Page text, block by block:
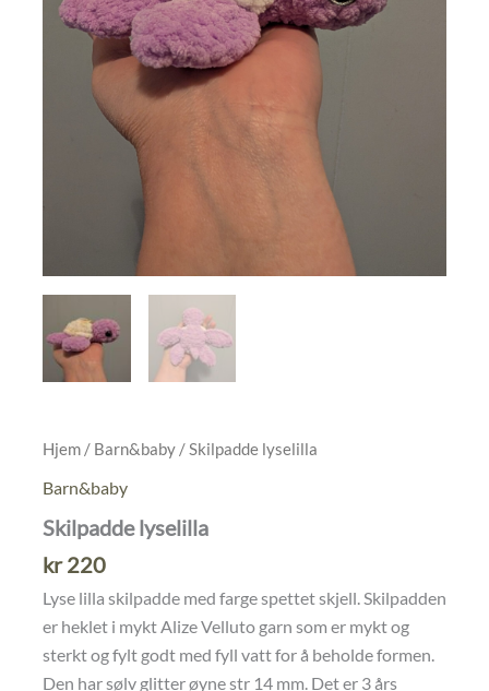
Hjem / Barn&baby / Skilpadde lyselilla
Barn&baby
Skilpadde lyselilla
kr220
Lyse lilla skilpadde med farge spettet skjell. Skilpadden
er heklet i mykt Alize Velluto garn som er mykt og
sterkt og fylt godt med fyll vatt for å beholde formen.
Den har sølv glitter øyne str 14 mm. Det er 3 års